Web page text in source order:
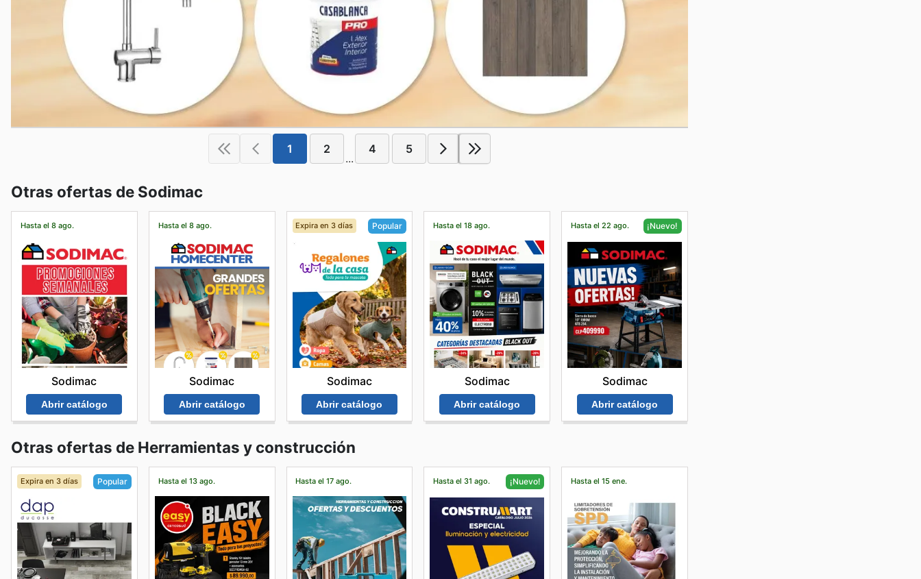
1 2
...
4 5
Otras ofertas de Sodimac
Hasta el 8 ago.
Sodimac
Abrir catálogo
Hasta el 8 ago.
Sodimac
Abrir catálogo
Expira en 3 días Popular
Sodimac
Abrir catálogo
Hasta el 18 ago.
Sodimac
Abrir catálogo
Hasta el 22 ago. ¡Nuevo!
Sodimac
Abrir catálogo
Otras ofertas de Herramientas y construcción
Expira en 3 días Popular Hasta el 13 ago. Hasta el 17 ago. Hasta el 31 ago. ¡Nuevo! Hasta el 15 ene.